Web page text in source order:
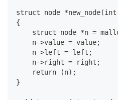
struct node
{
struct node *n =
    n->value = value;
    n->left = left;
    n->right = right;
    return (n);
}